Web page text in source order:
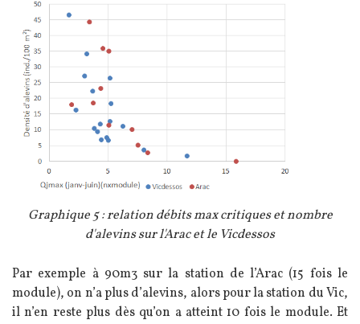
Image
Légende
Graphique 5 : relation débits max critiques et nombre
d'alevins sur l'Arac et le Vicdessos
Texte
Par exemple à 90m3 sur la station de l’Arac (15 fois le
module), on n’a plus d’alevins, alors pour la station du Vic,
il n’en reste plus dès qu’on a atteint 10 fois le module. Et